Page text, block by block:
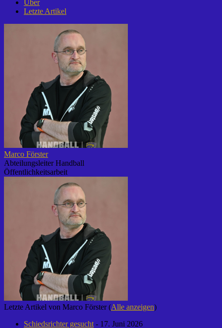
Über
Letzte Artikel
Marco Förster
Abteilungsleiter Handball
Öffentlichkeitsarbeit
Letzte Artikel von Marco Förster(Alle anzeigen)
Schiedsrichter gesucht - 17. Juni 2026